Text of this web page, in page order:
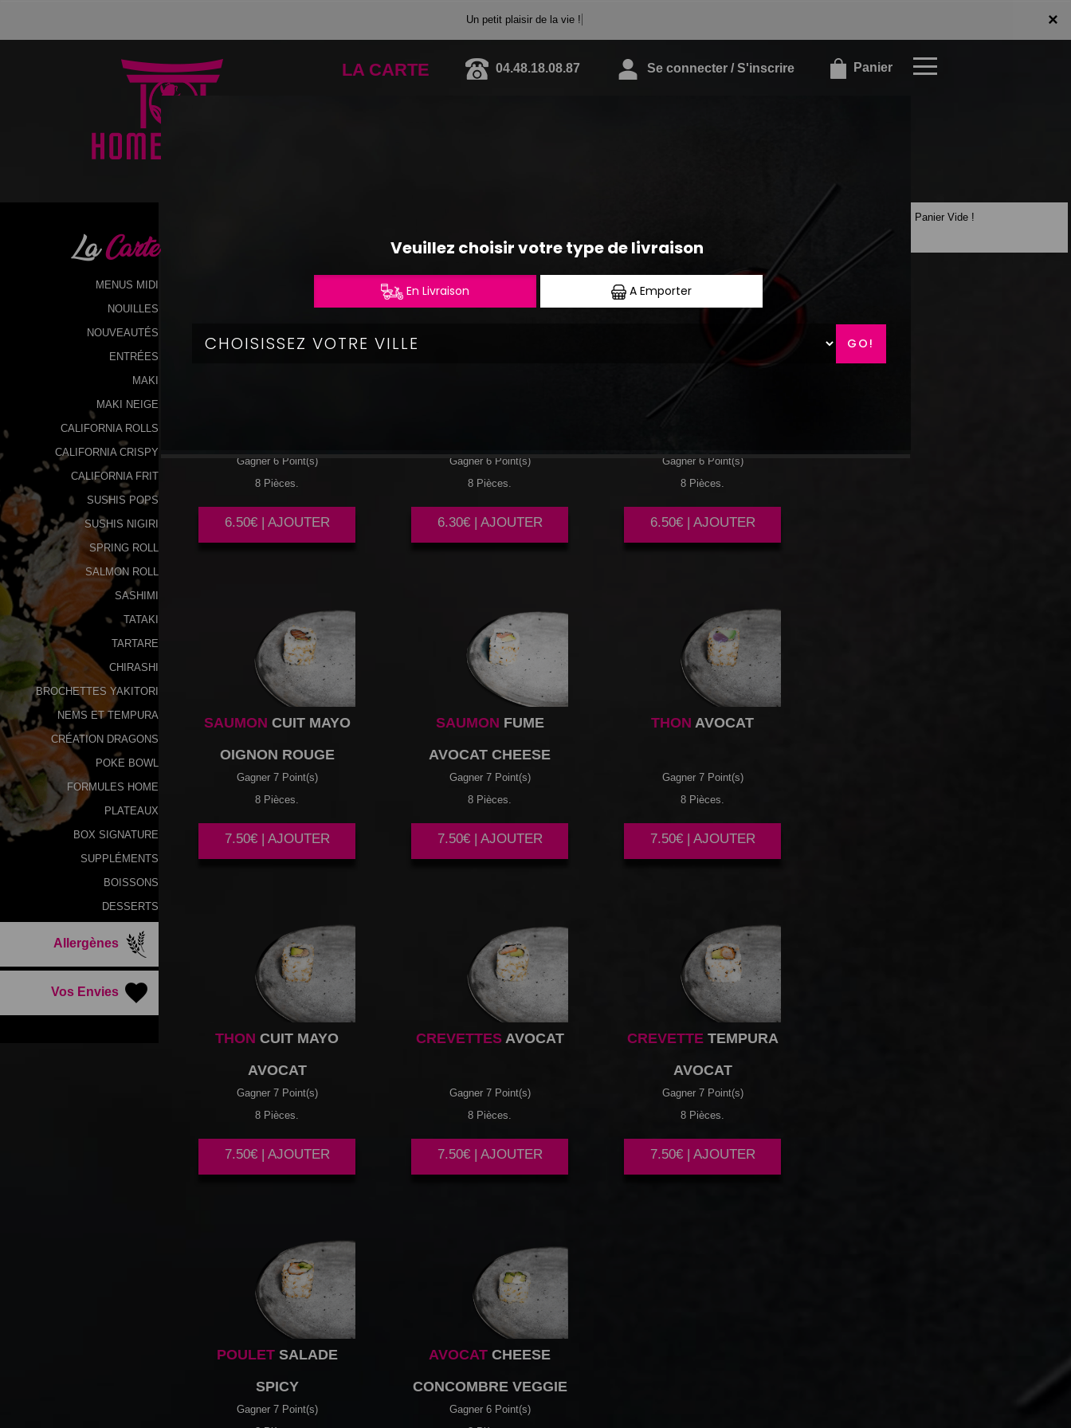
×
Un petit plaisir de la vie !
LA CARTE 04.48.18.08.87 Se connecter / S'inscrire Panier
x
LaCarte
MENUS MIDI
NOUILLES
NOUVEAUTÉS
ENTRÉES
MAKI
MAKI NEIGE
CALIFORNIA ROLLS
CALIFORNIA CRISPY
CALIFORNIA FRIT
SUSHIS POPS
SUSHIS NIGIRI
SPRING ROLL
SALMON ROLL
SASHIMI
TATAKI
TARTARE
CHIRASHI
BROCHETTES YAKITORI
NEMS ET TEMPURA
CRÉATION DRAGONS
POKE BOWL
FORMULES HOME
PLATEAUX
BOX SIGNATURE
SUPPLÉMENTS
BOISSONS
DESSERTS
Allergènes
Vos Envies
Gagner 6 Point(s)
8 Pièces.
6.50€ | AJOUTER
Gagner 6 Point(s)
8 Pièces.
6.30€ | AJOUTER
SAUMON
Gagner 6 Point(s)
8 Pièces.
6.50€ | AJOUTER
SAUMON CUIT MAYO
OIGNON ROUGE
Gagner 7 Point(s)
8 Pièces.
7.50€ | AJOUTER
SAUMON FUME
AVOCAT CHEESE
Gagner 7 Point(s)
8 Pièces.
7.50€ | AJOUTER
THON AVOCAT
Gagner 7 Point(s)
8 Pièces.
7.50€ | AJOUTER
THON CUIT MAYO
AVOCAT
Gagner 7 Point(s)
8 Pièces.
7.50€ | AJOUTER
CREVETTESAVOCAT
Gagner 7 Point(s)
8 Pièces.
7.50€ | AJOUTER
CREVETTETEMPURA
AVOCAT
Gagner 7 Point(s)
8 Pièces.
7.50€ | AJOUTER
POULETSALADE
SPICY
Gagner 7 Point(s)
AVOCAT CHEESE
CONCOMBRE VEGGIE
Gagner 6 Point(s)
Panier Vide !